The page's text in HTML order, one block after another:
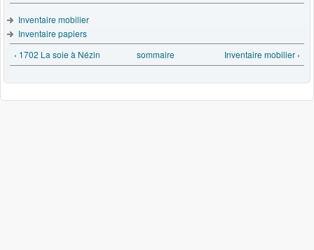
Inventaire mobilier
Inventaire papiers
‹ 1702 La soie à Nézin
sommaire Inventaire mobilier ›